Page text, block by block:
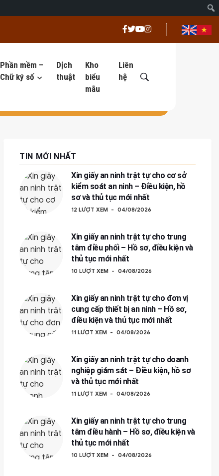
Phần mềm –
Chữ ký số
Dịch
thuật
Kho
biểu
mẫu
Liên
hệ
TIN MỚI NHẤT
Xin giấy an ninh trật tự cho cơ sở
kiểm soát an ninh – Điều kiện, hồ
sơ và thủ tục mới nhất
12 LƯỢT XEM 04/08/2026
Xin giấy an ninh trật tự cho trung
tâm điều phối – Hồ sơ, điều kiện và
thủ tục mới nhất
10 LƯỢT XEM 04/08/2026
Xin giấy an ninh trật tự cho đơn vị
cung cấp thiết bị an ninh – Hồ sơ,
điều kiện và thủ tục mới nhất
11 LƯỢT XEM 04/08/2026
Xin giấy an ninh trật tự cho doanh
nghiệp giám sát – Điều kiện, hồ sơ
và thủ tục mới nhất
11 LƯỢT XEM 04/08/2026
Xin giấy an ninh trật tự cho trung
tâm điều hành – Hồ sơ, điều kiện và
thủ tục mới nhất
10 LƯỢT XEM 04/08/2026